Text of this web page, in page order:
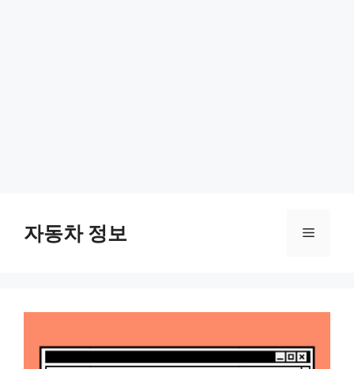
content자동차 정보 Menu